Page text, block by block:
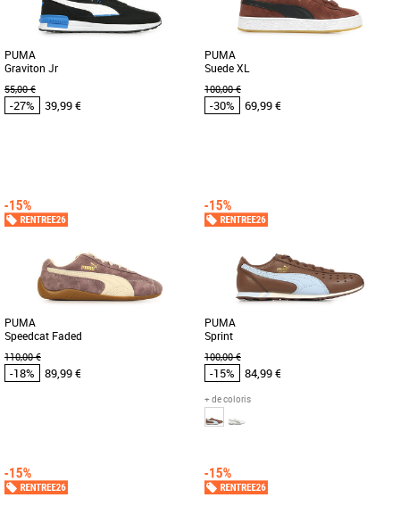
PUMA
Graviton Jr
55,00 €
-27% 39,99 €
Chaussures Puma pas cher et Promos
Baskets Puma
Inspirée des silhouettes de course
plus de confort en toute décontraction,
PUMA
Suede XL
100,00 €
-30% 69,99 €
Chaussures Puma pas cher et Promos
Baskets Puma
Cette nouvelle version de la légendaire
en matière de breakdance [...]
PUMA
Speedcat Faded
110,00 €
-18% 89,99 €
Chaussures Puma pas cher et Promos
Baskets Puma
Découvrez les PUMA Speedcat Faded,
PUMA
Sprint
100,00 €
-15% 84,99 €
+ de coloris
Chaussures Puma pas cher et Promos
Baskets Puma
Découvrez les baskets PUMA Sprint,